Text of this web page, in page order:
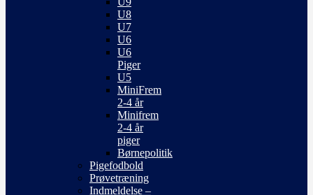
U8
U7
U6
U6
Piger
U5
MiniFrem
2-4 år
Minifrem
2-4 år
piger
Børnepolitik
Pigefodbold
Prøvetræning
Indmeldelse –